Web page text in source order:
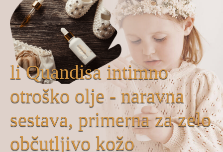
li Quandisa intimno
otroško olje - naravna
sestava, primerna za zelo
občutljivo kožo